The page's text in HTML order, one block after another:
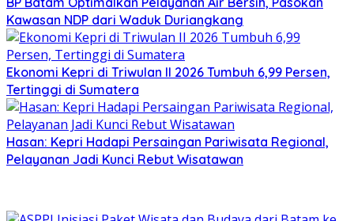
Kawasan NDP dari Waduk Duriangkang
Ekonomi Kepri di Triwulan II 2026 Tumbuh 6,99 Persen,
Tertinggi di Sumatera
Hasan: Kepri Hadapi Persaingan Pariwisata Regional,
Pelayanan Jadi Kunci Rebut Wisatawan